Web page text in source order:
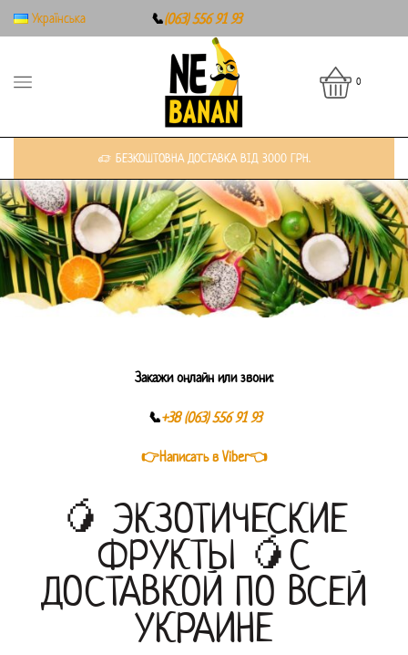
Українська 📞(063) 556 91 93
0
БЕЗКОШТОВНА ДОСТАВКА ВІД 3000 ГРН.
Закажи онлайн или звони:
📞+38 (063) 556 91 93
👉Написать в Viber👈
🥭 ЭКЗОТИЧЕСКИЕ
ФРУКТЫ 🥭С
ДОСТАВКОЙ ПО ВСЕЙ
УКРАИНЕ